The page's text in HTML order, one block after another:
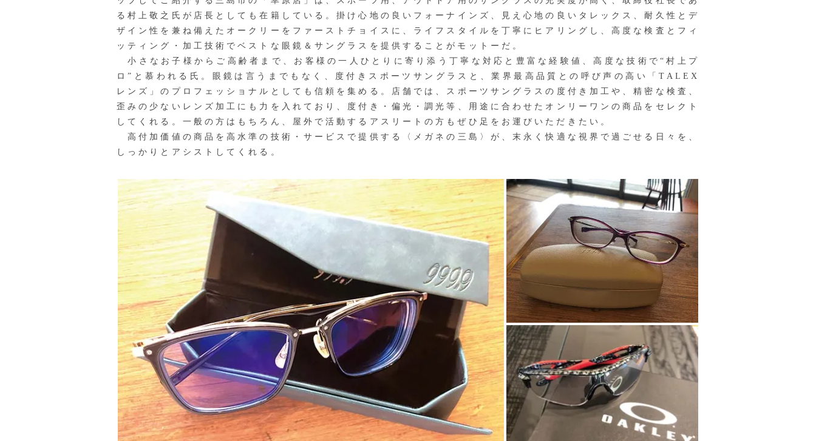
る村上敬之氏が店長としても在籍している。掛け心地の良いフォーナインズ、見え心地の良いタレックス、耐久性とデ
ザイン性を兼ね備えたオークリーをファーストチョイスに、ライフスタイルを丁寧にヒアリングし、高度な検査とフィ
ッティング・加工技術でベストな眼鏡＆サングラスを提供することがモットーだ。
小さなお子様からご高齢者まで、お客様の一人ひとりに寄り添う丁寧な対応と豊富な経験値、高度な技術で“村上プ
ロ”と慕われる氏。眼鏡は言うまでもなく、度付きスポーツサングラスと、業界最高品質との呼び声の高い「TALEX
レンズ」のプロフェッショナルとしても信頼を集める。店舗では、スポーツサングラスの度付き加工や、精密な検査、
歪みの少ないレンズ加工にも力を入れており、度付き・偏光・調光等、用途に合わせたオンリーワンの商品をセレクト
してくれる。一般の方はもちろん、屋外で活動するアスリートの方もぜひ足をお運びいただきたい。
高付加価値の商品を高水準の技術・サービスで提供する〈メガネの三島〉が、末永く快適な視界で過ごせる日々を、
しっかりとアシストしてくれる。